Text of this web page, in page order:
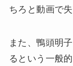
ちろと動画で
また、鴨頭明
るという一般